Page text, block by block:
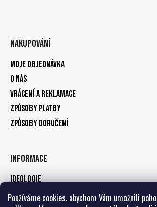
Používáme cookies, abychom Vám umožnili
e
Nakupování
Moje objednávka
O nás
Vrácení a reklamace
Způsoby platby
Způsoby doručení
Informace
Ideologie
Obchodní podmínky